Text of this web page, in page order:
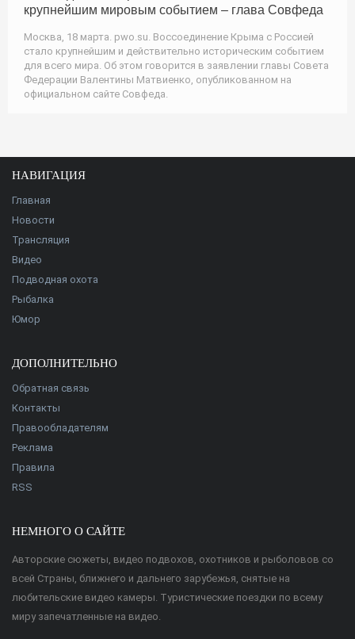
крупнейшим мировым событием – глава Совфеда
Москва, 18 марта. pwo.su. Воссоединение Крыма с Россией
стало крупнейшим и действительно историческим событием
для всего мира. Об этом говорится в заявлении главы Совета
Федерации Валентины Матвиенко, опубликованном на
официальном сайте Совфеда.
НАВИГАЦИЯ
Главная
Новости
Трансляция
Видео
Подводная охота
Рыбалка
Юмор
ДОПОЛНИТЕЛЬНО
Обратная связь
Контакты
Правообладателям
Реклама
Правила
RSS
НЕМНОГО О САЙТЕ
Авторские сюжеты, видео подвохов, охотников и рыболовов со
всей Страны, ближнего и дальнего зарубежья, снятые на
любительские видео камеры. Туристические поездки по всему
миру запечатленные на видео.